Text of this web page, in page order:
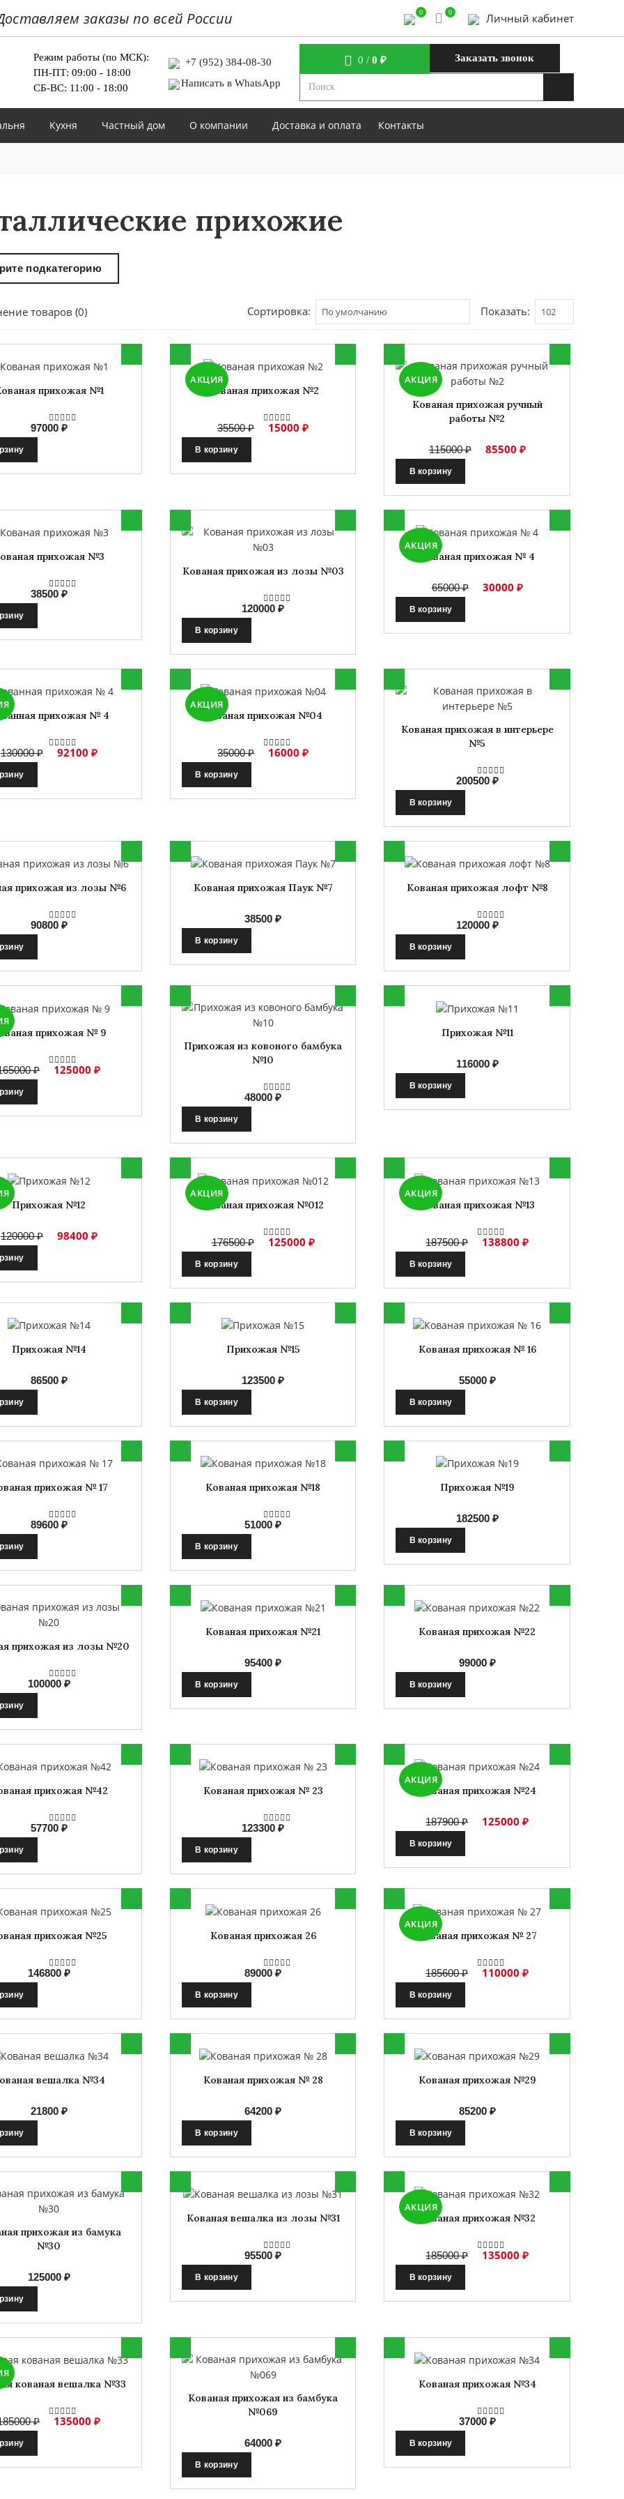
заказы по всей России 0 0 Личный кабинет
Режим работы (по МСК):
ПН-ПТ: 09:00 - 18:00
СБ-ВС: 11:00 - 18:00
+7 (952) 384-08-30
Написать в WhatsApp
0 / 0 ₽ Заказать звонок
Кухня Частный дом О компании Доставка и оплата Контакты
прихожие
подкатегорию
товаров (0) Сортировка: Показать:
прихожая №1
97000 ₽
АКЦИЯ
Кованая прихожая №2
35500 ₽ 15000 ₽
В корзину
АКЦИЯ
Кованая прихожая ручный
работы №2
115000 ₽ 85500 ₽
В корзину
прихожая №3
38500 ₽
Кованая прихожая из лозы №03
120000 ₽
В корзину
АКЦИЯ
Кованая прихожая № 4
65000 ₽ 30000 ₽
В корзину
прихожая № 4
130000 ₽ 92100 ₽
АКЦИЯ
Кованая прихожая №04
35000 ₽ 16000 ₽
В корзину
Кованая прихожая в интерьере
№5
200500 ₽
В корзину
прихожая из лозы №6
90800 ₽
Кованая прихожая Паук №7
38500 ₽
В корзину
Кованая прихожая лофт №8
120000 ₽
В корзину
прихожая № 9
₽ 125000 ₽
Прихожая из ковоного бамбука
№10
48000 ₽
В корзину
Прихожая №11
116000 ₽
В корзину
Прихожая №12
120000 ₽ 98400 ₽
АКЦИЯ
Кованая прихожая №012
176500 ₽ 125000 ₽
В корзину
АКЦИЯ
Кованая прихожая №13
187500 ₽ 138800 ₽
В корзину
Прихожая №14
86500 ₽
Прихожая №15
123500 ₽
В корзину
Кованая прихожая № 16
55000 ₽
В корзину
прихожая № 17
89600 ₽
Кованая прихожая №18
51000 ₽
В корзину
Прихожая №19
182500 ₽
В корзину
прихожая из лозы №20
100000 ₽
Кованая прихожая №21
95400 ₽
В корзину
Кованая прихожая №22
99000 ₽
В корзину
прихожая №42
57700 ₽
Кованая прихожая № 23
123300 ₽
В корзину
АКЦИЯ
Кованая прихожая №24
187900 ₽ 125000 ₽
В корзину
прихожая №25
146800 ₽
Кованая прихожая 26
89000 ₽
В корзину
АКЦИЯ
Кованая прихожая № 27
185600 ₽ 110000 ₽
В корзину
вешалка №34
21800 ₽
Кованая прихожая № 28
64200 ₽
В корзину
Кованая прихожая №29
85200 ₽
В корзину
прихожая из бамука
№30
125000 ₽
Кованая вешалка из лозы №31
95500 ₽
В корзину
АКЦИЯ
Кованая прихожая №32
185000 ₽ 135000 ₽
В корзину
кованая вешалка №33
₽ 135000 ₽
Кованая прихожая из бамбука
№069
64000 ₽
В корзину
Кованая прихожая №34
37000 ₽
В корзину